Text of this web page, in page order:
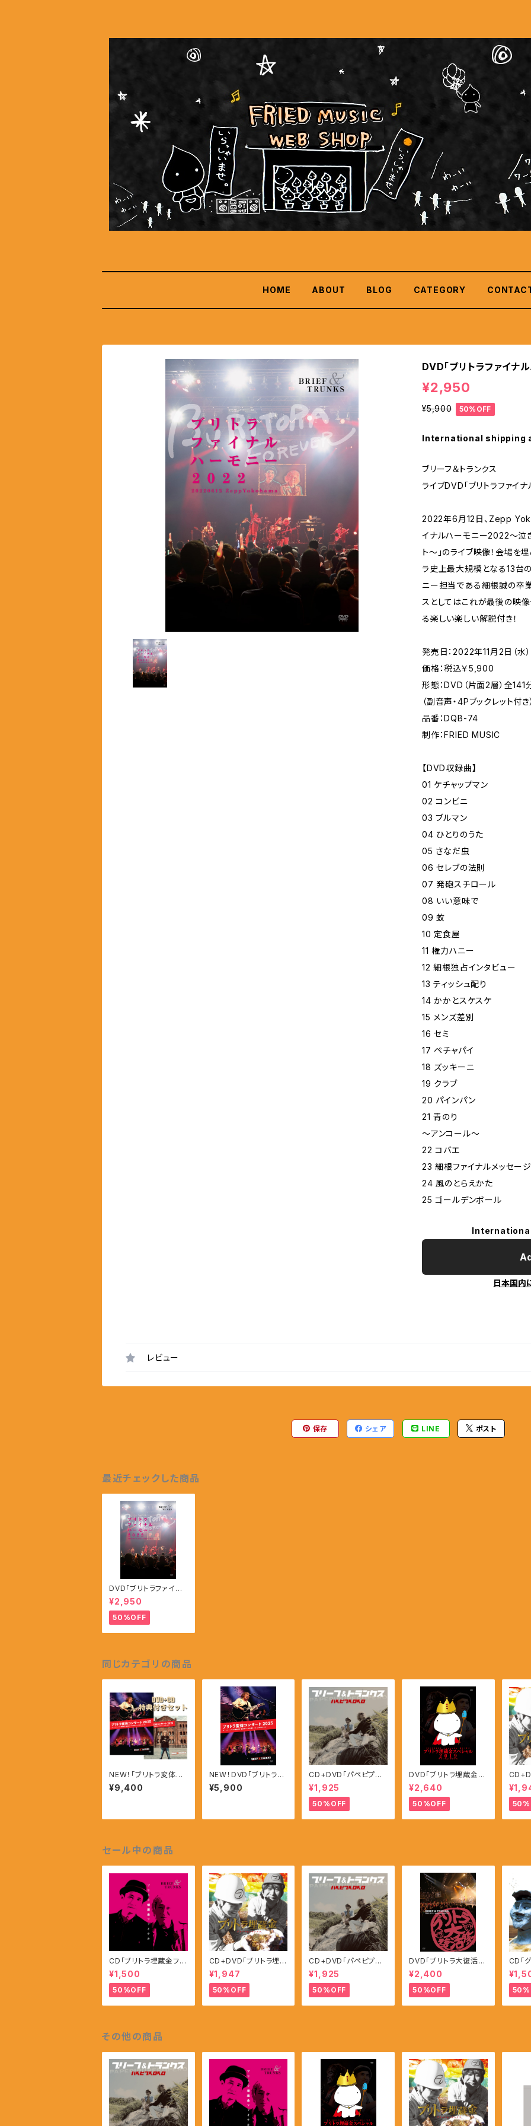
HOME ABOUT BLOG CATEGORY
DVD「ブリトラファイナ
¥2,950
¥5,900 50%OFF
International shipping
ブリーフ＆トランクス
ライブDVD「ブリトラファイ
2022年6月12日、Zepp
イナルハーモニー2022～泣
ト～」のライブ映像！会場を
ラ史上最大規模となる13台
ニー担当である細根誠の卒
スとしてはこれが最後の映
る楽しい楽しい解説付き！
発売日：2022年11月2日（水）
価格：税込￥5,900
形態：DVD（片面2層）全141
（副音声・4Pブックレット付き
品番：DQB-74
制作：FRIED MUSIC
【DVD収録曲】
01 ケチャップマン
02 コンビニ
03 ブルマン
04 ひとりのうた
05 さなだ虫
06 セレブの法則
07 発砲スチロール
08 いい意味で
09 蚊
10 定食屋
11 権力ハニー
12 細根独占インタビュー
13 ティッシュ配り
14 かかとスケスケ
15 メンズ差別
16 セミ
17 ペチャパイ
18 ズッキーニ
19 クラブ
20 パインパン
21 青のり
〜アンコール〜
22 コバエ
23 細根ファイナルメッセージ
24 風のとらえかた
25 ゴールデンボール
日本国内
レビュー
保存 シェア LINE ポスト
最近チェックした商品
DVD「ブリトラファイナ
ルハーモニー2022」
¥2,950
50%OFF
同じカテゴリの商品
NEW！「ブリトラ変体コ
ンサート2025」DVD+C
D【直筆サイン入りA5ポ
¥9,400
NEW！DVD「ブリトラ変
体コンサート2025」【缶
バッジ付き】
¥5,900
CD+DVD「パペピプペ
ロペロ」
¥1,925
50%OFF
DVD「ブリトラ埋蔵金ス
ペシャル2019」
¥2,640
50%OFF
金」
セール中の商品
CD「ブリトラ埋蔵金ファ
イナル」
¥1,500
50%OFF
CD+DVD「ブリトラ埋蔵
金」
¥1,947
50%OFF
CD+DVD「パペピプペ
ロペロ」
¥1,925
50%OFF
DVD「ブリトラ大復活祭
2012」
¥2,400
50%OFF
CD「
ー」
その他の商品